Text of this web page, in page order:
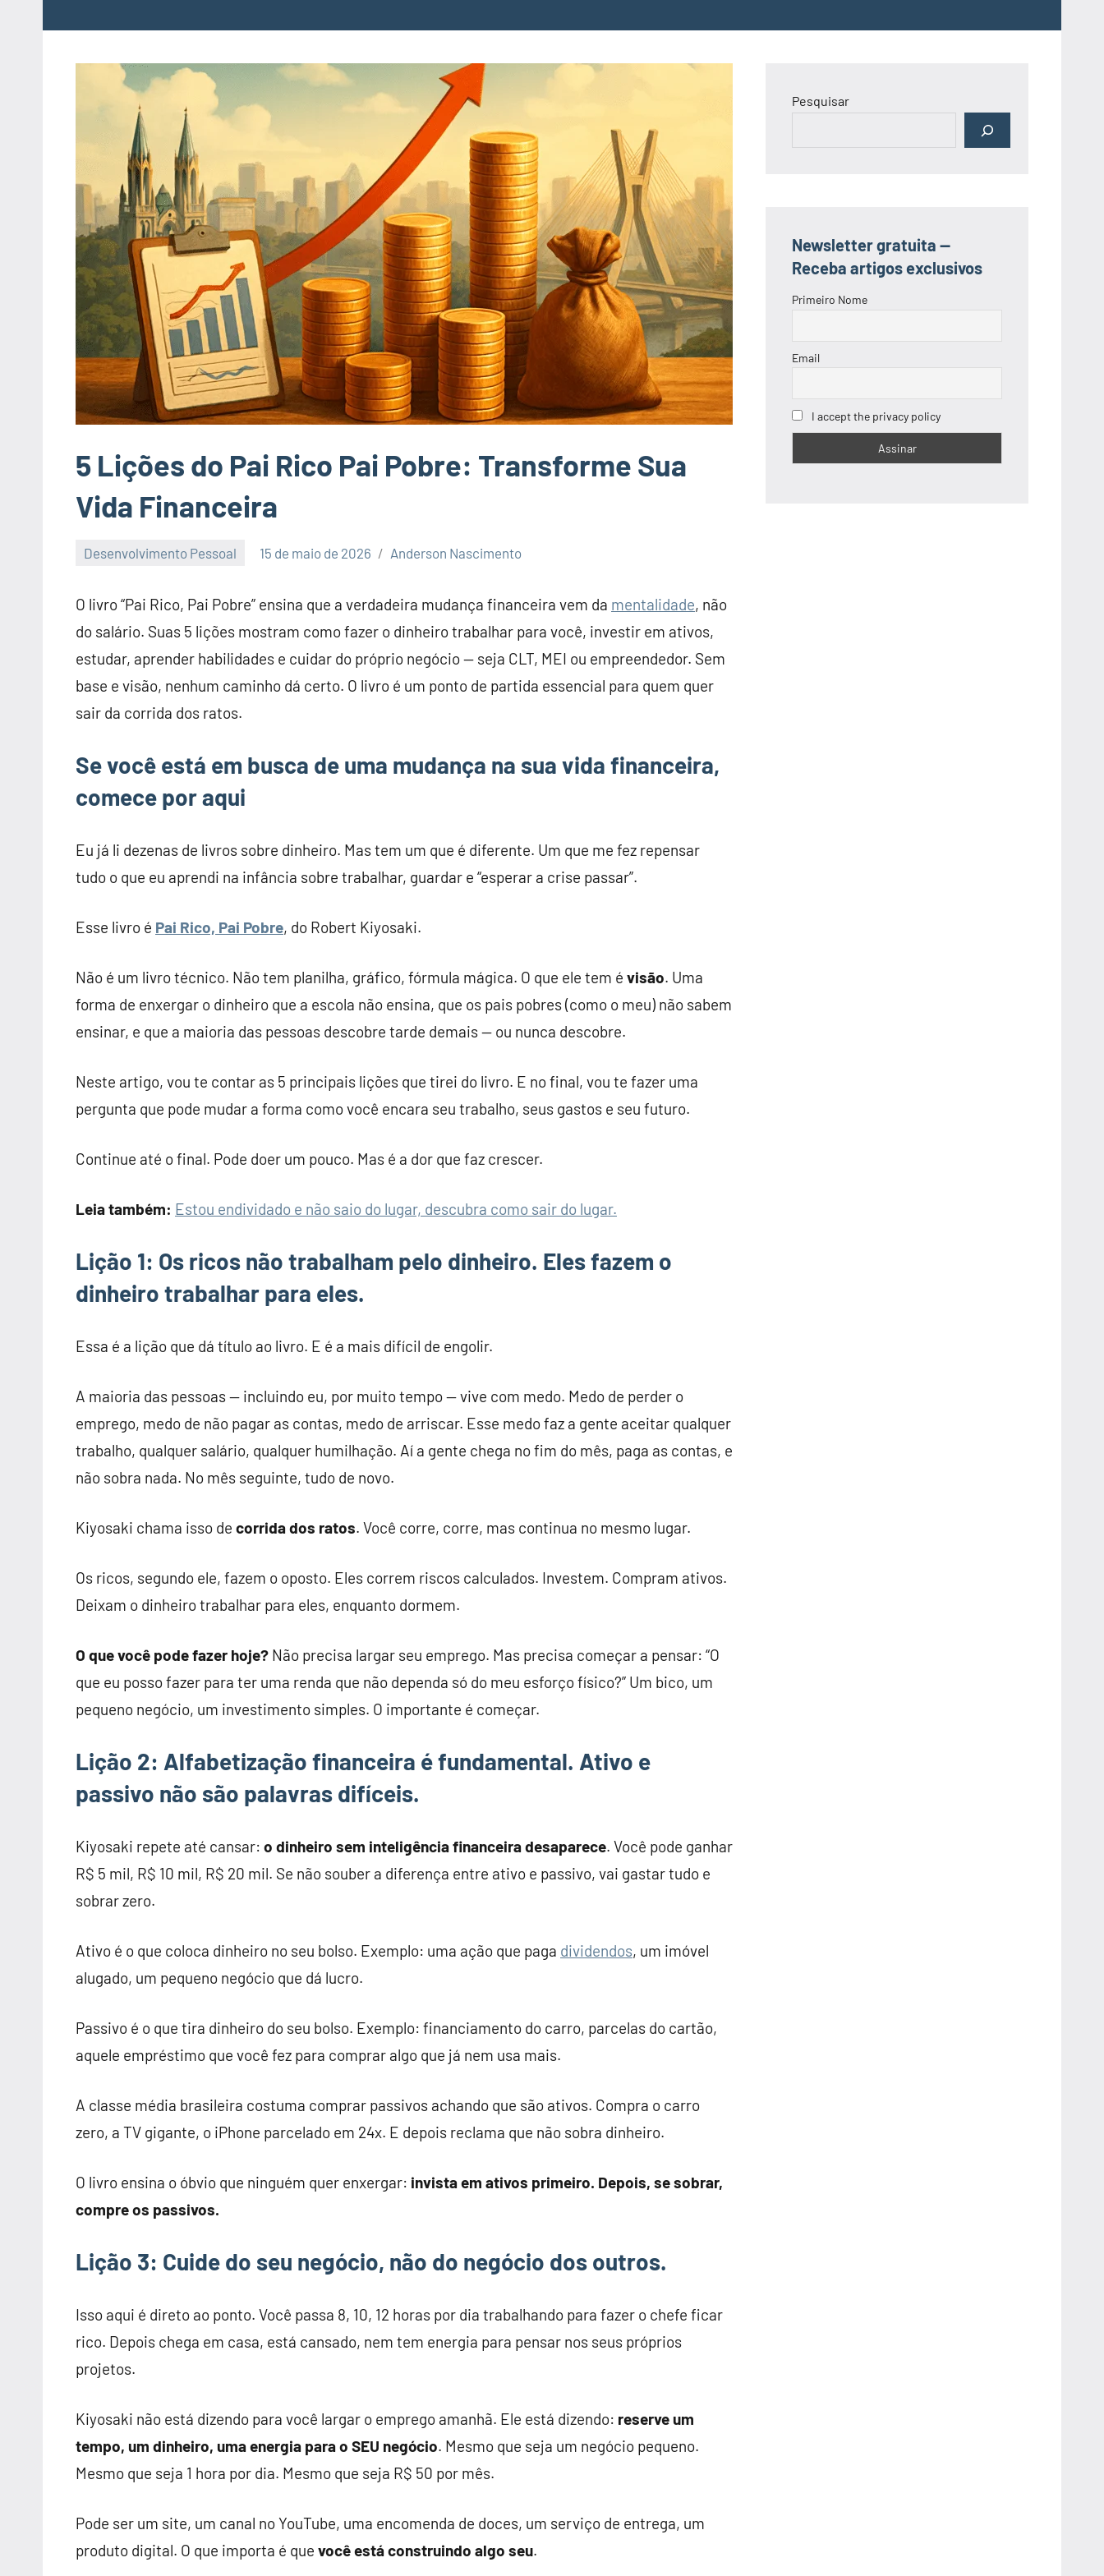
5 Lições do Pai Rico Pai Pobre: Transforme Sua
Vida Financeira
Desenvolvimento Pessoal 15 de maio de 2026 Anderson Nascimento
O livro “Pai Rico, Pai Pobre” ensina que a verdadeira mudança financeira vem da mentalidade, não
do salário. Suas 5 lições mostram como fazer o dinheiro trabalhar para você, investir em ativos,
estudar, aprender habilidades e cuidar do próprio negócio — seja CLT, MEI ou empreendedor. Sem
base e visão, nenhum caminho dá certo. O livro é um ponto de partida essencial para quem quer
sair da corrida dos ratos.
Se você está em busca de uma mudança na sua vida financeira,
comece por aqui
Eu já li dezenas de livros sobre dinheiro. Mas tem um que é diferente. Um que me fez repensar
tudo o que eu aprendi na infância sobre trabalhar, guardar e “esperar a crise passar”.
Esse livro é Pai Rico, Pai Pobre, do Robert Kiyosaki.
Não é um livro técnico. Não tem planilha, gráfico, fórmula mágica. O que ele tem é visão. Uma
forma de enxergar o dinheiro que a escola não ensina, que os pais pobres (como o meu) não sabem
ensinar, e que a maioria das pessoas descobre tarde demais — ou nunca descobre.
Neste artigo, vou te contar as 5 principais lições que tirei do livro. E no final, vou te fazer uma
pergunta que pode mudar a forma como você encara seu trabalho, seus gastos e seu futuro.
Continue até o final. Pode doer um pouco. Mas é a dor que faz crescer.
Leia também: Estou endividado e não saio do lugar, descubra como sair do lugar.
Lição 1: Os ricos não trabalham pelo dinheiro. Eles fazem o
dinheiro trabalhar para eles.
Essa é a lição que dá título ao livro. E é a mais difícil de engolir.
A maioria das pessoas — incluindo eu, por muito tempo — vive com medo. Medo de perder o
emprego, medo de não pagar as contas, medo de arriscar. Esse medo faz a gente aceitar qualquer
trabalho, qualquer salário, qualquer humilhação. Aí a gente chega no fim do mês, paga as contas, e
não sobra nada. No mês seguinte, tudo de novo.
Kiyosaki chama isso de corrida dos ratos. Você corre, corre, mas continua no mesmo lugar.
Os ricos, segundo ele, fazem o oposto. Eles correm riscos calculados. Investem. Compram ativos.
Deixam o dinheiro trabalhar para eles, enquanto dormem.
O que você pode fazer hoje? Não precisa largar seu emprego. Mas precisa começar a pensar: “O
que eu posso fazer para ter uma renda que não dependa só do meu esforço físico?” Um bico, um
pequeno negócio, um investimento simples. O importante é começar.
Lição 2: Alfabetização financeira é fundamental. Ativo e
passivo não são palavras difíceis.
Kiyosaki repete até cansar: o dinheiro sem inteligência financeira desaparece. Você pode ganhar
R$ 5 mil, R$ 10 mil, R$ 20 mil. Se não souber a diferença entre ativo e passivo, vai gastar tudo e
sobrar zero.
Ativo é o que coloca dinheiro no seu bolso. Exemplo: uma ação que paga dividendos, um imóvel
alugado, um pequeno negócio que dá lucro.
Passivo é o que tira dinheiro do seu bolso. Exemplo: financiamento do carro, parcelas do cartão,
aquele empréstimo que você fez para comprar algo que já nem usa mais.
A classe média brasileira costuma comprar passivos achando que são ativos. Compra o carro
zero, a TV gigante, o iPhone parcelado em 24x. E depois reclama que não sobra dinheiro.
O livro ensina o óbvio que ninguém quer enxergar: invista em ativos primeiro. Depois, se sobrar,
compre os passivos.
Lição 3: Cuide do seu negócio, não do negócio dos outros.
Isso aqui é direto ao ponto. Você passa 8, 10, 12 horas por dia trabalhando para fazer o chefe ficar
rico. Depois chega em casa, está cansado, nem tem energia para pensar nos seus próprios
projetos.
Kiyosaki não está dizendo para você largar o emprego amanhã. Ele está dizendo: reserve um
tempo, um dinheiro, uma energia para o SEU negócio. Mesmo que seja um negócio pequeno.
Mesmo que seja 1 hora por dia. Mesmo que seja R$ 50 por mês.
Pode ser um site, um canal no YouTube, uma encomenda de doces, um serviço de entrega, um
produto digital. O que importa é que você está construindo algo seu.
Pesquisar
Newsletter gratuita —
Receba artigos exclusivos
Primeiro Nome
Email
I accept the privacy policy